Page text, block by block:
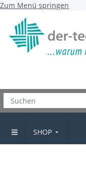
Zum Menü springen
SHOP
Zierscharnier